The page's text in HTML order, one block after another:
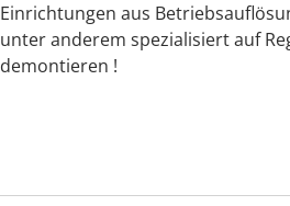
Einrichtungen aus
unter anderem spezialisiert auf
demontieren !